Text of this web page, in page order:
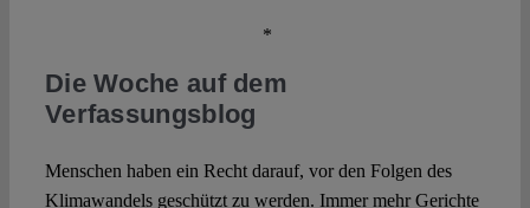
*
Die Woche auf dem
Verfassungsblog
Menschen haben ein Recht darauf, vor den Folgen des
Klimawandels geschützt zu werden. Immer mehr Gerichte